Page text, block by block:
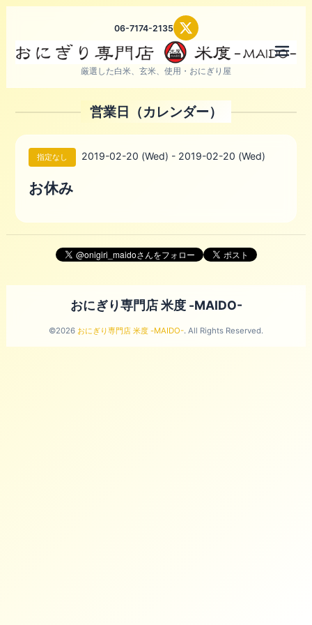
06-7174-2135
厳選した白米、玄米、使用・おにぎり屋
営業日（カレンダー）
指定なし 2019-02-20 (Wed) - 2019-02-20 (Wed)
お休み
おにぎり専門店 米度 -MAIDO-
©2026 おにぎり専門店 米度 -MAIDO-. All Rights Reserved.